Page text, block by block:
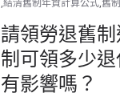
請領勞退舊
制可領多少
有影響嗎？